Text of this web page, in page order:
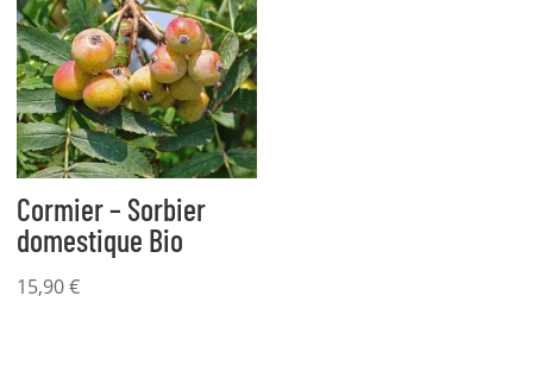
Cormier – Sorbier
domestique Bio
15,90€